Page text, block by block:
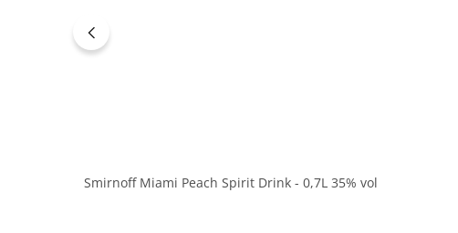
Smirnoff Miami Peach Spirit Drink - 0,7L 35% vol